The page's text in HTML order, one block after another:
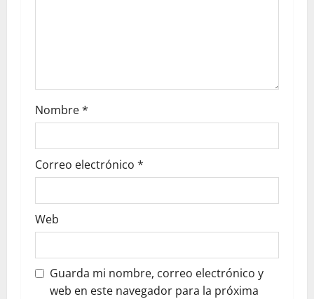
Nombre*
Correo electrónico *
Web
Guarda mi nombre, correo electrónico y
web en este navegador para la próxima